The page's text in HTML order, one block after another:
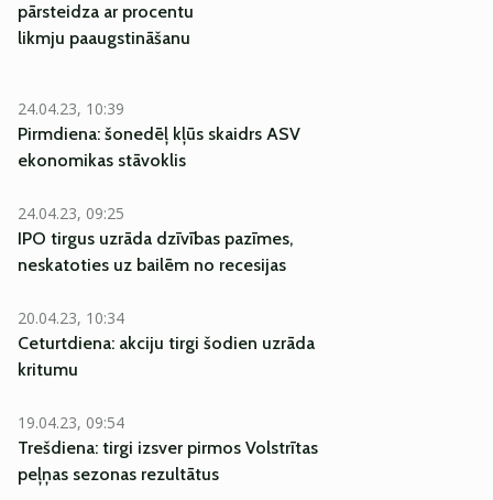
pārsteidza ar procentu
likmju paaugstināšanu
24.04.23, 10:39
Pirmdiena: šonedēļ kļūs skaidrs ASV
ekonomikas stāvoklis
24.04.23, 09:25
IPO tirgus uzrāda dzīvības pazīmes,
neskatoties uz bailēm no recesijas
20.04.23, 10:34
Ceturtdiena: akciju tirgi šodien uzrāda
kritumu
19.04.23, 09:54
Trešdiena: tirgi izsver pirmos Volstrītas
peļņas sezonas rezultātus